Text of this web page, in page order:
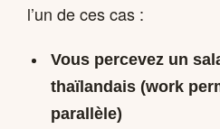
l’un de ces cas :
Vous percevez un
thaïlandais (work
parallèle)